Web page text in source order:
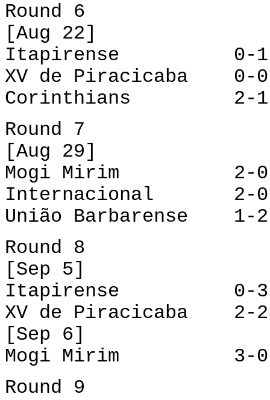
Round 6
[Aug 22]
Itapirense 0-1
XV de Piracicaba 0-
Corinthians 2-1
Round 7
[Aug 29]
Mogi Mirim 2-0
Internacional 2-0
União Barbarense 1-
Round 8
[Sep 5]
Itapirense 0-3
XV de Piracicaba 2-
[Sep 6]
Mogi Mirim 3-0
Round 9